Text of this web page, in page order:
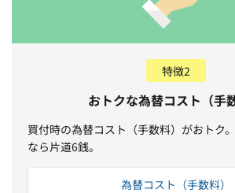
特徴2
おトクな為替コスト（手
買付時の為替コスト（手数料）がおトク
なら片道6銭。
為替コスト（手数料）